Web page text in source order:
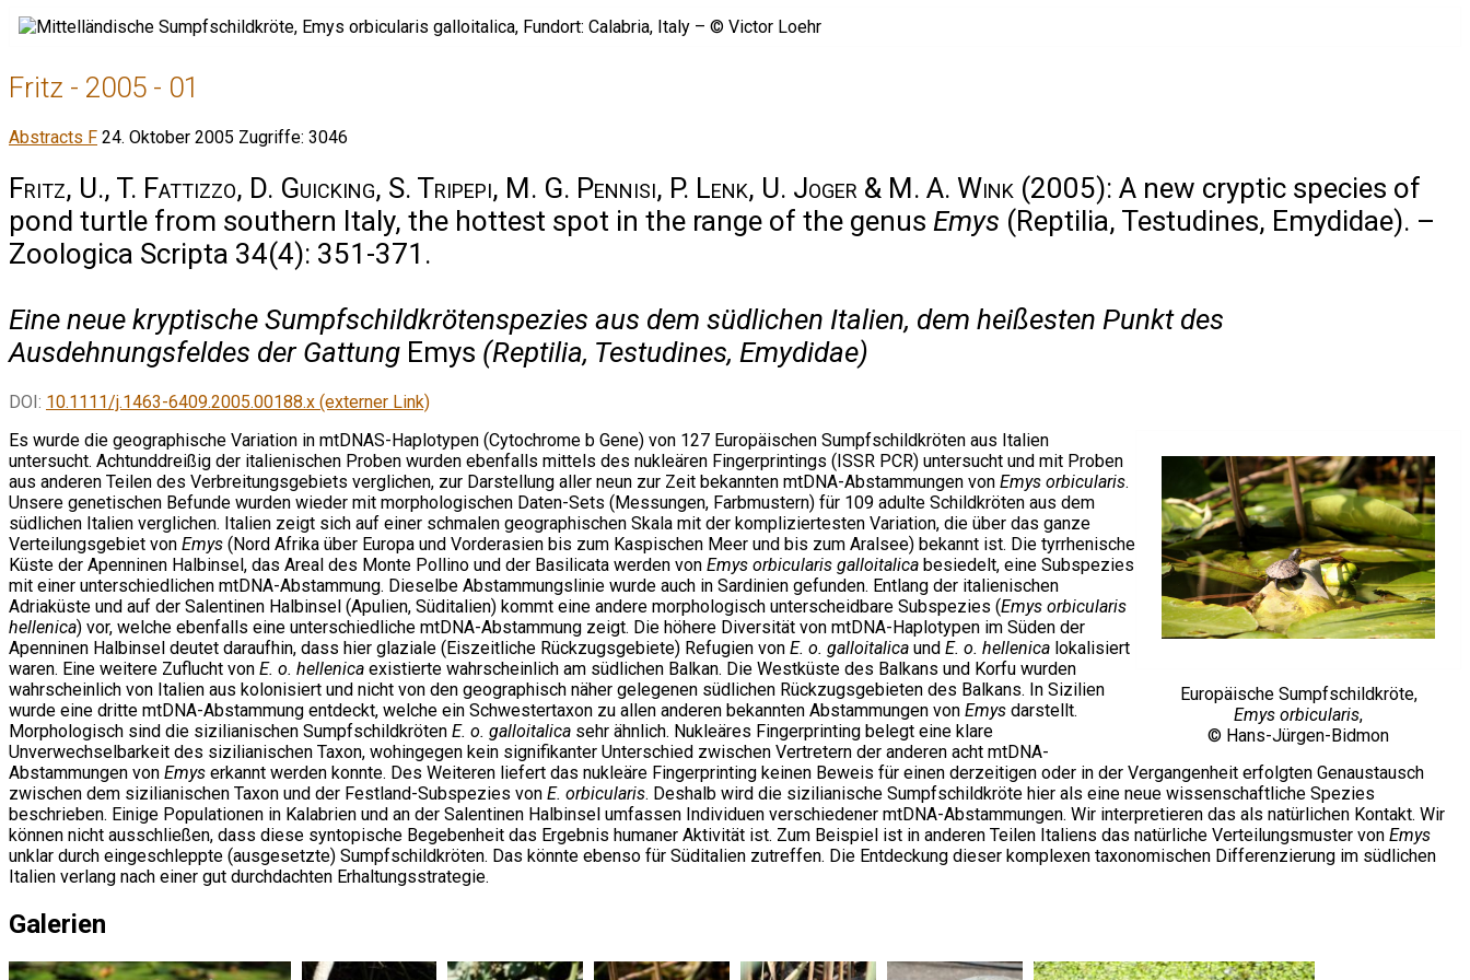
Fritz - 2005 - 01
Abstracts F 24. Oktober 2005 Zugriffe: 3046
Fritz, U., T. Fattizzo, D. Guicking, S. Tripepi, M. G. Pennisi, P. Lenk, U. Joger & M. A. Wink (2005): A new cryptic species of
pond turtle from southern Italy, the hottest spot in the range of the genus Emys (Reptilia, Testudines, Emydidae). –
Zoologica Scripta 34(4): 351-371.
Eine neue kryptische Sumpfschildkrötenspezies aus dem südlichen Italien, dem heißesten Punkt des
Ausdehnungsfeldes der Gattung Emys (Reptilia, Testudines, Emydidae)
DOI: 10.1111/j.1463-6409.2005.00188.x (externer Link)
Europäische Sumpfschildkröte,
Emys orbicularis,
© Hans-Jürgen-Bidmon
Es wurde die geographische Variation in mtDNAS-Haplotypen (Cytochrome b Gene) von 127 Europäischen Sumpfschildkröten aus Italien
untersucht. Achtunddreißig der italienischen Proben wurden ebenfalls mittels des nukleären Fingerprintings (ISSR PCR) untersucht und mit Proben
aus anderen Teilen des Verbreitungsgebiets verglichen, zur Darstellung aller neun zur Zeit bekannten mtDNA-Abstammungen von Emys orbicularis.
Unsere genetischen Befunde wurden wieder mit morphologischen Daten-Sets (Messungen, Farbmustern) für 109 adulte Schildkröten aus dem
südlichen Italien verglichen. Italien zeigt sich auf einer schmalen geographischen Skala mit der kompliziertesten Variation, die über das ganze
Verteilungsgebiet von Emys (Nord Afrika über Europa und Vorderasien bis zum Kaspischen Meer und bis zum Aralsee) bekannt ist. Die tyrrhenische
Küste der Apenninen Halbinsel, das Areal des Monte Pollino und der Basilicata werden von Emys orbicularis galloitalica besiedelt, eine Subspezies
mit einer unterschiedlichen mtDNA-Abstammung. Dieselbe Abstammungslinie wurde auch in Sardinien gefunden. Entlang der italienischen
Adriaküste und auf der Salentinen Halbinsel (Apulien, Süditalien) kommt eine andere morphologisch unterscheidbare Subspezies (Emys orbicularis
hellenica) vor, welche ebenfalls eine unterschiedliche mtDNA-Abstammung zeigt. Die höhere Diversität von mtDNA-Haplotypen im Süden der
Apenninen Halbinsel deutet daraufhin, dass hier glaziale (Eiszeitliche Rückzugsgebiete) Refugien von E. o. galloitalica und E. o. hellenica lokalisiert
waren. Eine weitere Zuflucht von E. o. hellenica existierte wahrscheinlich am südlichen Balkan. Die Westküste des Balkans und Korfu wurden
wahrscheinlich von Italien aus kolonisiert und nicht von den geographisch näher gelegenen südlichen Rückzugsgebieten des Balkans. In Sizilien
wurde eine dritte mtDNA-Abstammung entdeckt, welche ein Schwestertaxon zu allen anderen bekannten Abstammungen von Emys darstellt.
Morphologisch sind die sizilianischen Sumpfschildkröten E. o. galloitalica sehr ähnlich. Nukleäres Fingerprinting belegt eine klare
Unverwechselbarkeit des sizilianischen Taxon, wohingegen kein signifikanter Unterschied zwischen Vertretern der anderen acht mtDNA-
Abstammungen von Emys erkannt werden konnte. Des Weiteren liefert das nukleäre Fingerprinting keinen Beweis für einen derzeitigen oder in der Vergangenheit erfolgten Genaustausch
zwischen dem sizilianischen Taxon und der Festland-Subspezies von E. orbicularis. Deshalb wird die sizilianische Sumpfschildkröte hier als eine neue wissenschaftliche Spezies
beschrieben. Einige Populationen in Kalabrien und an der Salentinen Halbinsel umfassen Individuen verschiedener mtDNA-Abstammungen. Wir interpretieren das als natürlichen Kontakt. Wir
können nicht ausschließen, dass diese syntopische Begebenheit das Ergebnis humaner Aktivität ist. Zum Beispiel ist in anderen Teilen Italiens das natürliche Verteilungsmuster von Emys
unklar durch eingeschleppte (ausgesetzte) Sumpfschildkröten. Das könnte ebenso für Süditalien zutreffen. Die Entdeckung dieser komplexen taxonomischen Differenzierung im südlichen
Italien verlang nach einer gut durchdachten Erhaltungsstrategie.
Galerien